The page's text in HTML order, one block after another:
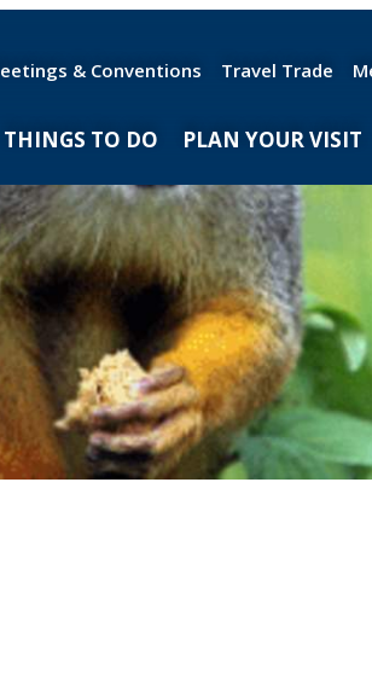
& Conventions Travel Trade
THINGS TO DO PLAN YOUR VISIT